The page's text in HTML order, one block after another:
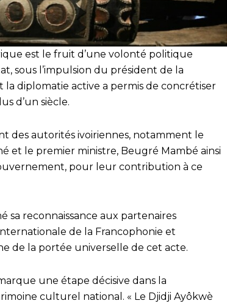
est le fruit d’une volonté politique
sous l’impulsion du président de la
diplomatie active a permis de concrétiser
d’un siècle.
des autorités ivoiriennes, notamment le
et le premier ministre, Beugré Mambé ainsi
pour leur contribution à ce
sa reconnaissance aux partenaires
de la Francophonie et
de la portée universelle de cet acte.
une étape décisive dans la
culturel national. « Le Djidji Ayôkwè